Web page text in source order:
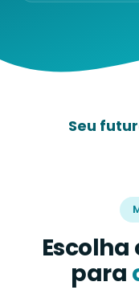
Seu
para